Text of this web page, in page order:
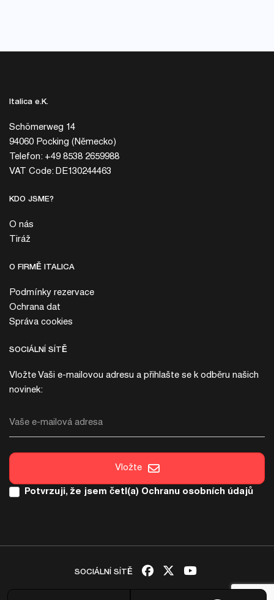
Italica e.K.
Schömerweg 14
94060 Pocking (Německo)
Telefon: +49 8538 2659988
VAT Code: DE130244463
KDO JSME?
O nás
Tiráž
O FIRMĚ ITALICA
Podmínky rezervace
Ochrana dat
Správa cookies
SOCIÁLNÍ SÍTĚ
Vložte Vaši e-mailovou adresu a přihlašte se k odběru našich
novinek:
Vaše e-mailová adresa
Vložte
Potvrzuji, že jsem četl(a) Ochranu osobních údajů
SOCIÁLNÍ SÍTĚ